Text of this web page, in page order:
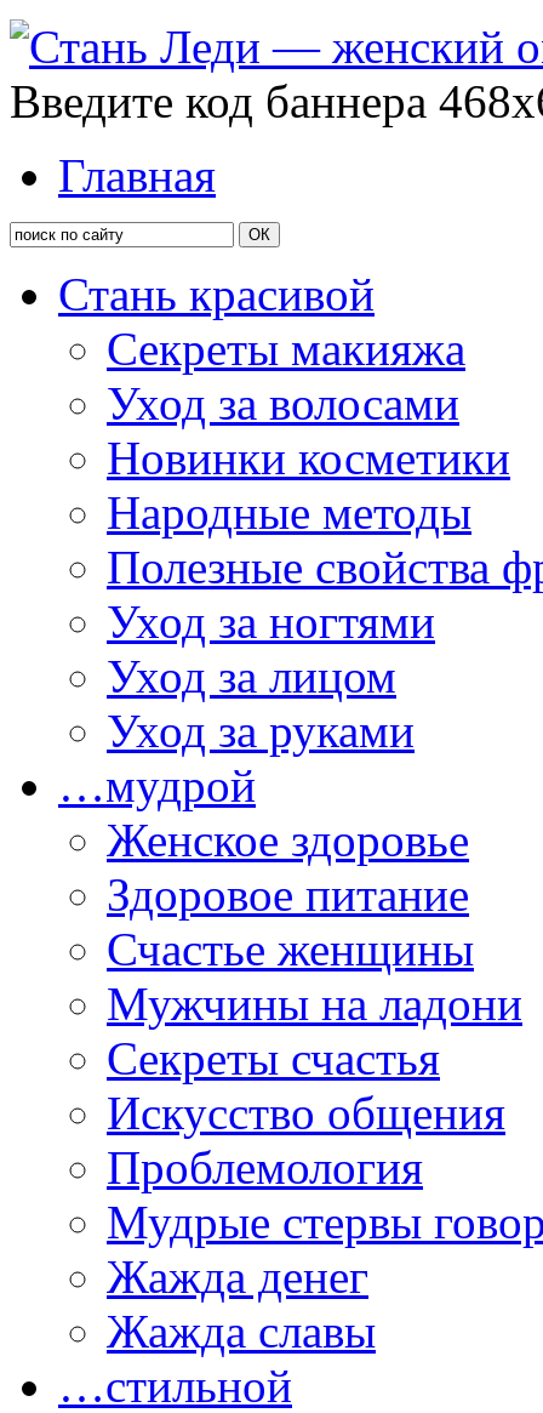
Введите код баннера
Главная
Стань красивой
Секреты макияжа
Уход за волосами
Новинки косметики
Народные методы
Полезные свойства
Уход за ногтями
Уход за лицом
Уход за руками
…мудрой
Женское здоровье
Здоровое питание
Счастье женщины
Мужчины на ладони
Секреты счастья
Искусство общения
Проблемология
Мудрые стервы
Жажда денег
Жажда славы
…стильной